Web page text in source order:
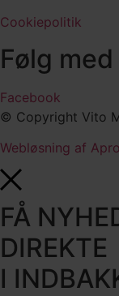
Cookiepolitik
Følg
Facebook
© Copyright Vito
Webløsning af
FÅ
DIREKTE
I